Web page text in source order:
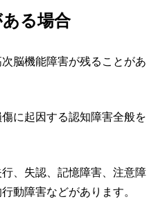
る場合
脳機能障害が残ることがあ
に起因する認知障害全般を
、失認、記憶障害、注意障
動障害などがあります。